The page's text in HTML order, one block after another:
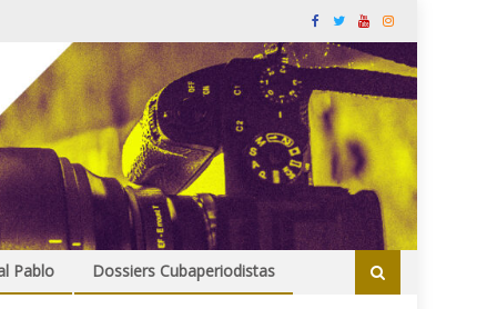
Pablo Dossiers Cubaperiodistas